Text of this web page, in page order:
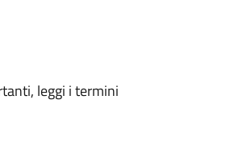
leggi i termini